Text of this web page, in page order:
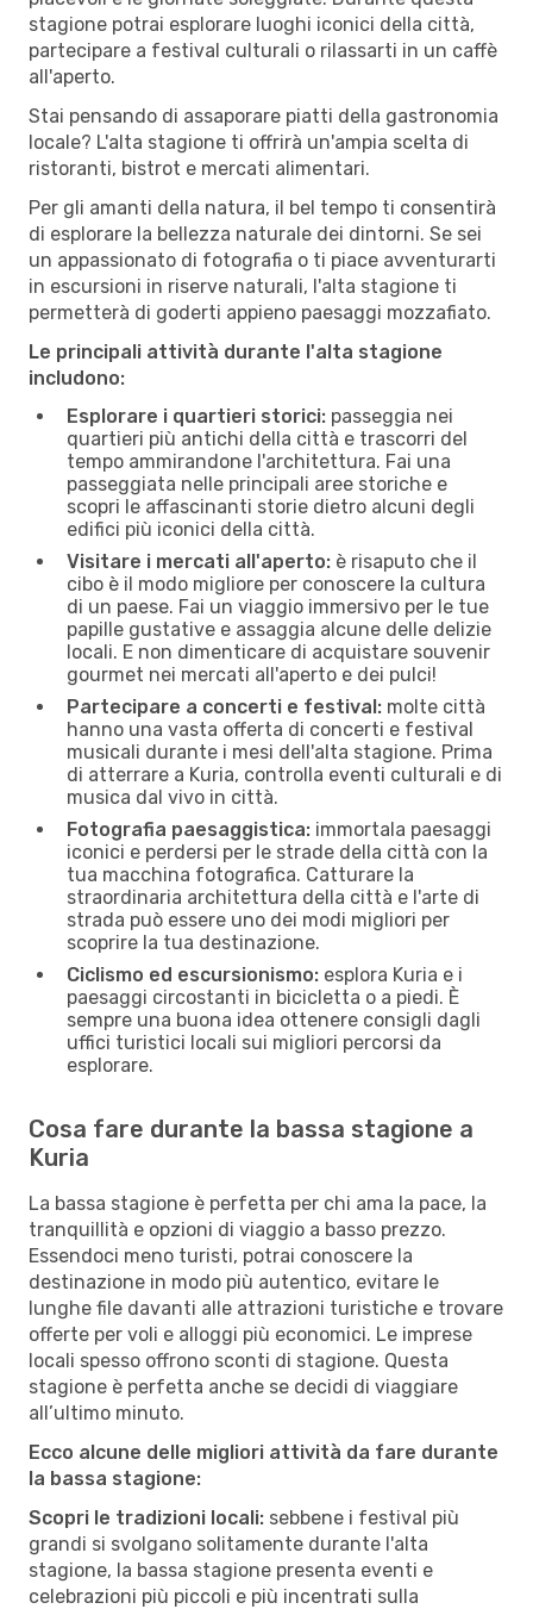
stagione potrai esplorare luoghi iconici della città,
partecipare a festival culturali o rilassarti in un caffè
all'aperto.
Stai pensando di assaporare piatti della gastronomia
locale? L'alta stagione ti offrirà un'ampia scelta di
ristoranti, bistrot e mercati alimentari.
Per gli amanti della natura, il bel tempo ti consentirà
di esplorare la bellezza naturale dei dintorni. Se sei
un appassionato di fotografia o ti piace avventurarti
in escursioni in riserve naturali, l'alta stagione ti
permetterà di goderti appieno paesaggi mozzafiato.
Le principali attività durante l'alta stagione
includono:
Esplorare i quartieri storici: passeggia nei
quartieri più antichi della città e trascorri del
tempo ammirandone l'architettura. Fai una
passeggiata nelle principali aree storiche e
scopri le affascinanti storie dietro alcuni degli
edifici più iconici della città.
Visitare i mercati all'aperto: è risaputo che il
cibo è il modo migliore per conoscere la cultura
di un paese. Fai un viaggio immersivo per le tue
papille gustative e assaggia alcune delle delizie
locali. E non dimenticare di acquistare souvenir
gourmet nei mercati all'aperto e dei pulci!
Partecipare a concerti e festival: molte città
hanno una vasta offerta di concerti e festival
musicali durante i mesi dell'alta stagione. Prima
di atterrare a Kuria, controlla eventi culturali e di
musica dal vivo in città.
Fotografia paesaggistica: immortala paesaggi
iconici e perdersi per le strade della città con la
tua macchina fotografica. Catturare la
straordinaria architettura della città e l'arte di
strada può essere uno dei modi migliori per
scoprire la tua destinazione.
Ciclismo ed escursionismo: esplora Kuria e i
paesaggi circostanti in bicicletta o a piedi. È
sempre una buona idea ottenere consigli dagli
uffici turistici locali sui migliori percorsi da
esplorare.
Cosa fare durante la bassa stagione a
Kuria
La bassa stagione è perfetta per chi ama la pace, la
tranquillità e opzioni di viaggio a basso prezzo.
Essendoci meno turisti, potrai conoscere la
destinazione in modo più autentico, evitare le
lunghe file davanti alle attrazioni turistiche e trovare
offerte per voli e alloggi più economici. Le imprese
locali spesso offrono sconti di stagione. Questa
stagione è perfetta anche se decidi di viaggiare
all’ultimo minuto.
Ecco alcune delle migliori attività da fare durante
la bassa stagione:
Scopri le tradizioni locali: sebbene i festival più
grandi si svolgano solitamente durante l'alta
stagione, la bassa stagione presenta eventi e
celebrazioni più piccoli e più incentrati sulla